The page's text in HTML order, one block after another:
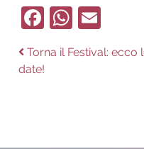
Facebook
Navigazione
Previous
post:
Torna il Festival: ecco
date!